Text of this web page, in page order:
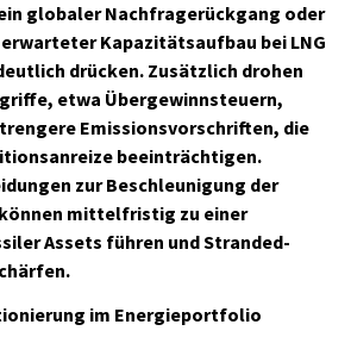
globaler Nachfragerückgang oder
Kapazitätsaufbau bei LNG
drücken. Zusätzlich drohen
etwa Übergewinnsteuern,
Emissionsvorschriften, die
beeinträchtigen.
zur Beschleunigung der
mittelfristig zu einer
Assets führen und Stranded-
im Energieportfolio